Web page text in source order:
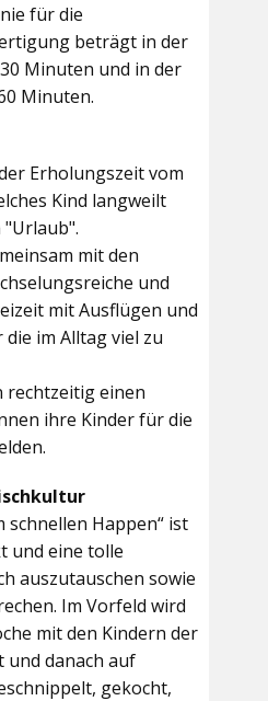
für die
beträgt in der
30 Minuten und in der
Minuten.
Erholungszeit vom
Kind langweilt
"Urlaub".
mit den
und
mit Ausflügen und
im Alltag viel zu
rechtzeitig einen
ihre Kinder für die
schnellen Happen“ ist
und eine tolle
auszutauschen sowie
Im Vorfeld wird
mit den Kindern der
und danach auf
gekocht,